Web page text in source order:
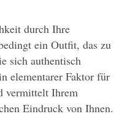
durch Ihre
ein Outfit, das zu
sich authentisch
elementarer Faktor für
vermittelt Ihrem
Eindruck von Ihnen.